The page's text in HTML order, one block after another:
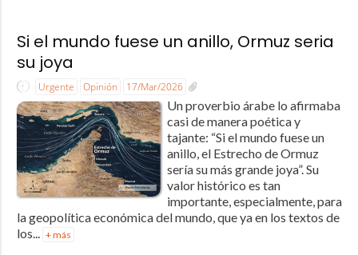
Si el mundo fuese un anillo, Ormuz seria
su joya
Urgente Opinión 17/Mar/2026
Un proverbio árabe lo afirmaba
casi de manera poética y
tajante: “Si el mundo fuese un
anillo, el Estrecho de Ormuz
sería su más grande joya”. Su
valor histórico es tan
importante, especialmente, para
la geopolítica económica del mundo, que ya en los textos de
los... + más